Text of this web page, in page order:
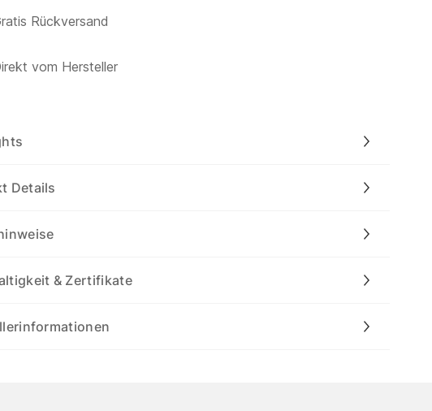
Rückversand
vom Hersteller
Details
& Zertifikate